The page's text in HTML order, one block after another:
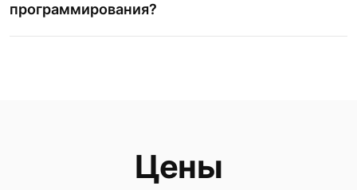
программирования?
Цены